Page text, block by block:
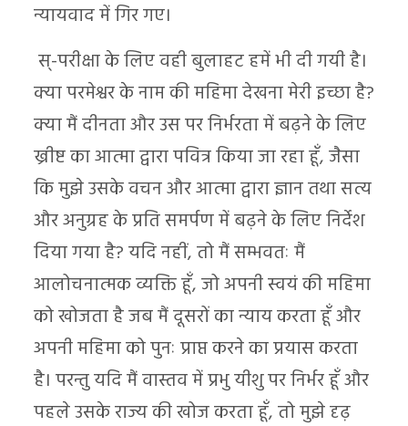
न्यायवाद में गिर गए।
स्-परीक्षा के लिए वही बुलाहट हमें भी दी गयी है।
क्या परमेश्वर के नाम की महिमा देखना मेरी इच्छा है?
क्या मैं दीनता और उस पर निर्भरता में बढ़ने के लिए
ख्रीष्ट का आत्मा द्वारा पवित्र किया जा रहा हूँ, जैसा
कि मुझे उसके वचन और आत्मा द्वारा ज्ञान तथा सत्य
और अनुग्रह के प्रति समर्पण में बढ़ने के लिए निर्देश
दिया गया है? यदि नहीं, तो मैं सम्भवतः मैं
आलोचनात्मक व्यक्ति हूँ, जो अपनी स्वयं की महिमा
को खोजता है जब मैं दूसरों का न्याय करता हूँ और
अपनी महिमा को पुनः प्राप्त करने का प्रयास करता
है। परन्तु यदि मैं वास्तव में प्रभु यीशु पर निर्भर हूँ और
पहले उसके राज्य की खोज करता हूँ, तो मुझे दृढ़